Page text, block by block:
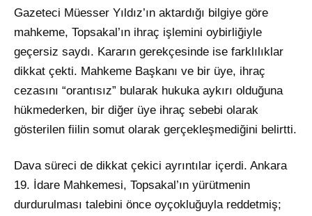
Gazeteci Müesser Yıldız’ın aktardığı bilgiye göre
mahkeme, Topsakal’ın ihraç işlemini oybirliğiyle
geçersiz saydı. Kararın gerekçesinde ise farklılıklar
dikkat çekti. Mahkeme Başkanı ve bir üye, ihraç
cezasını “orantısız” bularak hukuka aykırı olduğuna
hükmederken, bir diğer üye ihraç sebebi olarak
gösterilen fiilin somut olarak gerçekleşmediğini belirtti.
Dava süreci de dikkat çekici ayrıntılar içerdi. Ankara
19. İdare Mahkemesi, Topsakal’ın yürütmenin
durdurulması talebini önce oyçokluğuyla reddetmiş;